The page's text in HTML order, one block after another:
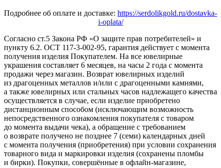
Подробнее об оплате и доставке: https://serdolikgold.ru/dostavka-
i-oplata/
Согласно ст.5 Закона РФ «О защите прав потребителей» и
пункту 6.2. ОСТ 117-3-002-95, гарантия действует с момента
получения изделия Покупателем. На все ювелирные
украшения составляет 6 месяцев, на часы 2 года с момента
продажи через магазин. Возврат ювелирных изделий
из драгоценных металлов и/или с драгоценными камнями,
а также ювелирных или стальных часов надлежащего качества
осуществляется в случае, если изделие приобретено
дистанционным способом (исключающим возможность
непосредственного ознакомления покупателя с товаром
до момента выдачи чека), а обращение с требованием
о возврате получено не позднее 7 (семи) календарных дней
с момента получения (приобретения) при условии сохранения
товарного вида и маркировки изделия (сохранены пломбы
и бирки). Покупки, совершённые в офлайн-магазине,